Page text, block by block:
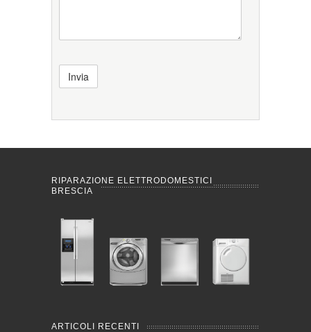
RIPARAZIONE ELETTRODOMESTICI
BRESCIA
ARTICOLI RECENTI